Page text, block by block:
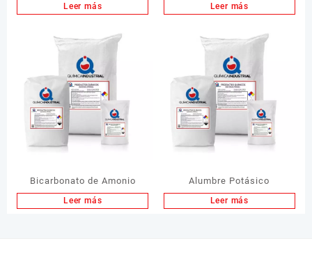
Leer más Leer más
Bicarbonato de Amonio
Leer más
Alumbre Potásico
Leer más